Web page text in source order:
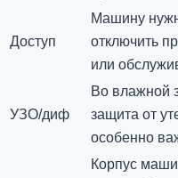
Доступ
Машину
отключить
или
УЗО/диф
Во влажной
защита от
особенно
Корпус